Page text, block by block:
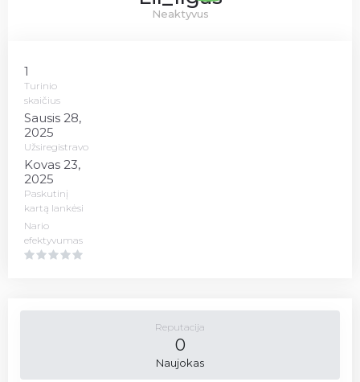
Neaktyvus
1
Turinio
skaičius
Sausis 28,
2025
Užsiregistravo
Kovas 23,
2025
Paskutinį
kartą lankėsi
Nario
efektyvumas
Reputacija
0
Naujokas